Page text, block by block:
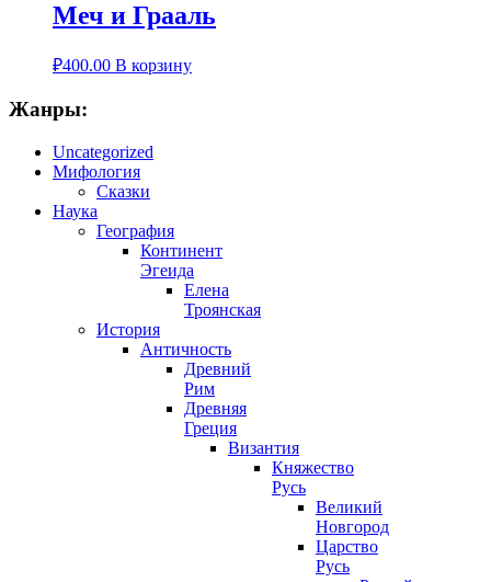
Меч и Грааль
₽400.00 В корзину
Жанры:
Uncategorized
Мифология
Сказки
Наука
География
Континент
Эгеида
Елена
Троянская
История
Античность
Древний
Рим
Древняя
Греция
Византия
Княжество
Русь
Великий
Новгород
Царство
Русь